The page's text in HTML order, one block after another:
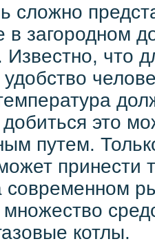
сложно
в загородном
Известно, что
это
путем.
современном
множество
котлы.